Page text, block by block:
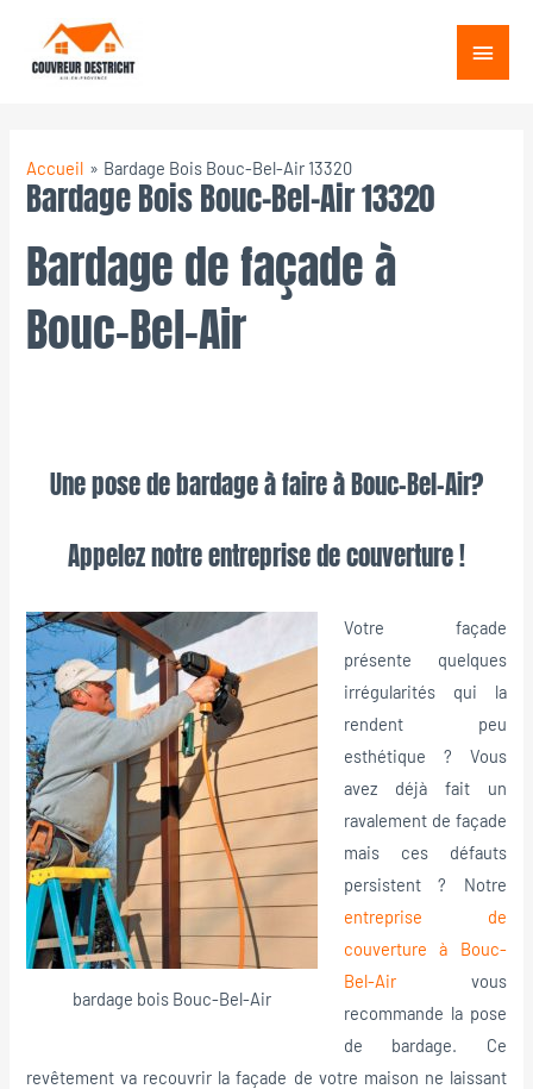
contenu
Menu
Accueil Bardage Bois Bouc-Bel-Air 13320
Bardage Bois Bouc-Bel-Air 13320
Bardage de façade à
Bouc-Bel-Air
Une pose de bardage à faire à Bouc-Bel-Air?
Appelez notre entreprise de couverture !
bardage bois Bouc-Bel-Air
Votre façade
présente quelques
irrégularités qui la
rendent peu
esthétique ? Vous
avez déjà fait un
ravalement de façade
mais ces défauts
persistent ? Notre
entreprise de
couverture à Bouc-
Bel-Air vous
recommande la pose
de bardage. Ce
revêtement va recouvrir la façade de votre maison ne laissant